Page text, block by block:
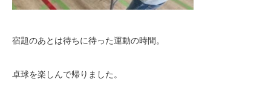
宿題のあとは待ちに待った運動の時間。
卓球を楽しんで帰りました。